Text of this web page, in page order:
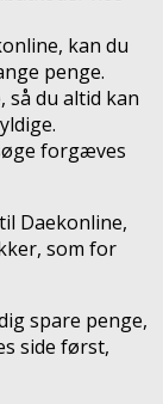
kan du
penge.
så du altid kan
forgæves
Daekonline,
som for
spare penge,
side først,